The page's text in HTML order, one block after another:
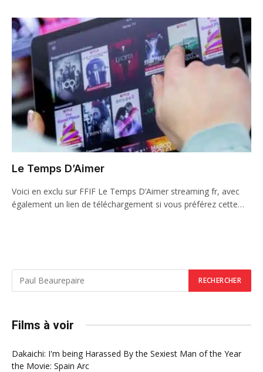
Le Temps D’Aimer
Voici en exclu sur FFIF Le Temps D’Aimer streaming fr, avec
également un lien de téléchargement si vous préférez cette…
Films à voir
Dakaichi: I'm being Harassed By the Sexiest Man of the Year
the Movie: Spain Arc